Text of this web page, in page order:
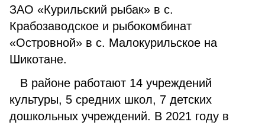
ЗАО «Курильский рыбак» в с.
Крабозаводское и рыбокомбинат
«Островной» в с. Малокурильское на
Шикотане.
В районе работают 14 учреждений
культуры, 5 средних школ, 7 детских
дошкольных учреждений. В 2021 году в